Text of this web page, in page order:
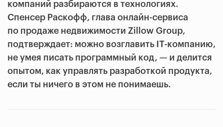
компаний разбираются в технологиях.
Спенсер Раскофф, глава онлайн-сервиса
по продаже недвижимости Zillow Group,
подтверждает: можно возглавить IT-компанию,
не умея писать программный код, — и делится
опытом, как управлять разработкой продукта,
если ты ничего в этом не понимаешь.